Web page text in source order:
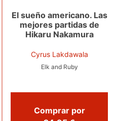
El sueño americano. Las
mejores partidas de
Hikaru Nakamura
Cyrus Lakdawala
Elk and Ruby
Comprar por